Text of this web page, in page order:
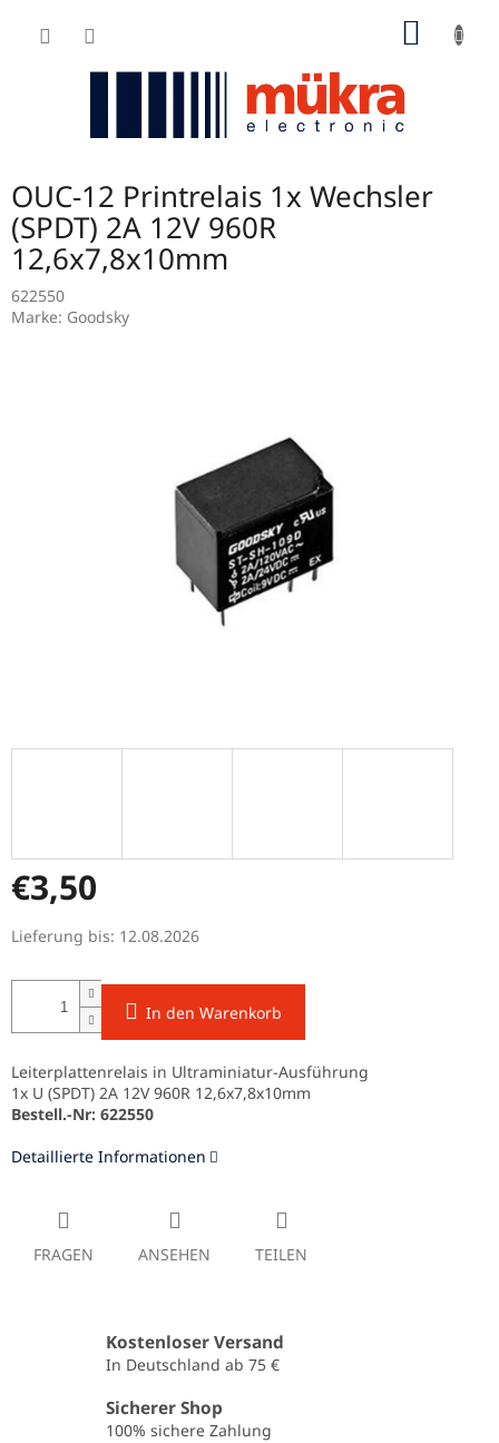
Inhalt
OUC-12 Printrelais 1x Wechsler
(SPDT) 2A 12V 960R
12,6x7,8x10mm
622550
Marke: Goodsky
€3,50
Verkaufspreis:
Lieferung bis: 12.08.2026
In den Warenkorb
Leiterplattenrelais in Ultraminiatur-Ausführung
1x U (SPDT) 2A 12V 960R 12,6x7,8x10mm
Bestell.-Nr: 622550
Detaillierte Informationen
FRAGEN ANSEHEN TEILEN
Kostenloser Versand
In Deutschland ab 75 €
Sicherer Shop
100% sichere Zahlung